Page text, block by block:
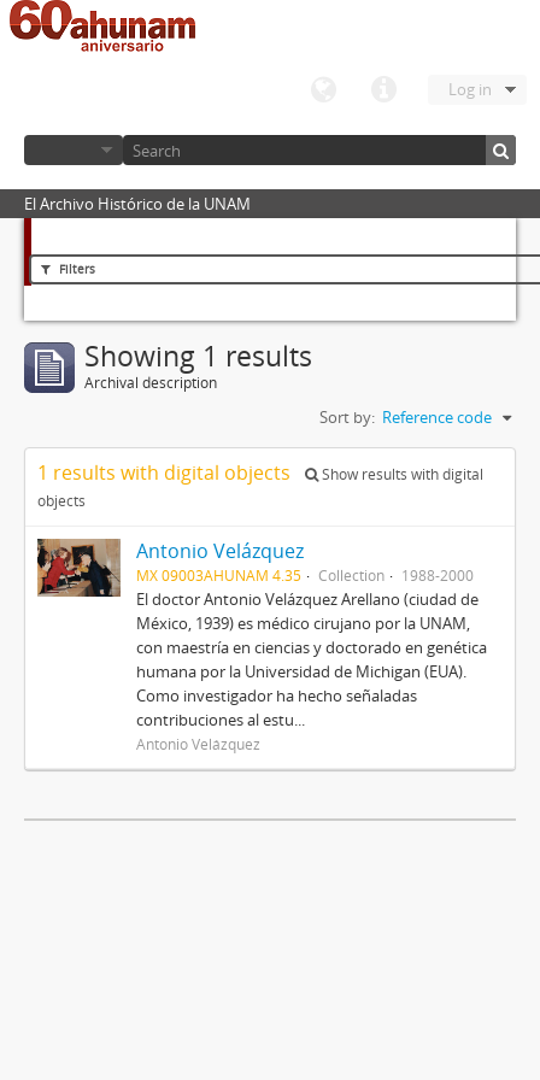
Log in
El Archivo Histórico de la UNAM
Filters
Showing 1 results
Archival description
Sort by: Reference code
1 results with digital objects
Show results with digital
objects
Antonio Velázquez
MX 09003AHUNAM 4.35 Collection 1988-2000
El doctor Antonio Velázquez Arellano (ciudad de
México, 1939) es médico cirujano por la UNAM,
con maestría en ciencias y doctorado en genética
humana por la Universidad de Michigan (EUA).
Como investigador ha hecho señaladas
contribuciones al estu...
Antonio Velázquez